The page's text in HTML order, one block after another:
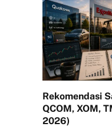
Rekomendasi
QCOM, XOM,
2026)